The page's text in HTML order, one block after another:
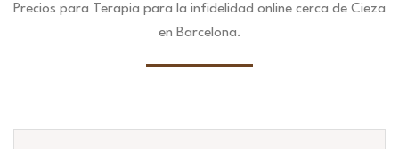
Precios para Terapia para la infidelidad online cerca de Cieza
en Barcelona.